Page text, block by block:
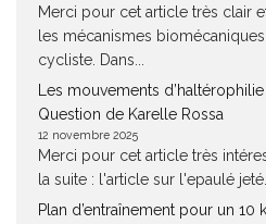
Merci pour cet article très clair
les mécanismes
cycliste. Dans...
Les mouvements
Question de Karelle Rossa
12 novembre 2025
Merci pour cet article très
la suite : l'article sur l'epaulé
Plan d’entraînement pour un 10